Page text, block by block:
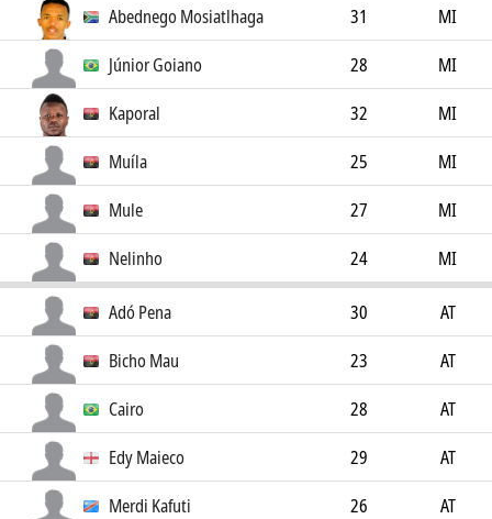
Abednego Mosiatlhaga 31
MI
Júnior Goiano
28
MI
Kaporal
32
MI
Muíla
25
MI
Mule
27
MI
Nelinho
24 MI
Adó Pena 30
AT
Bicho Mau
23
AT
Cairo
28
AT
Edy Maieco
29
AT
Merdi Kafuti
26
AT